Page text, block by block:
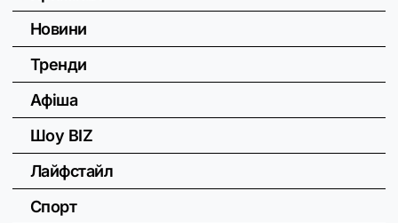
Новини
Тренди
Афіша
Шоу BIZ
Лайфстайл
Спорт